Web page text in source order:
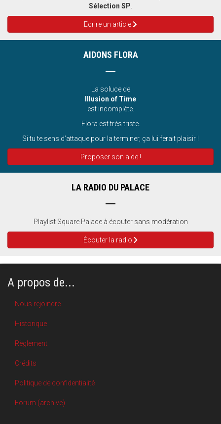
Sélection SP
Ecrire un article
AIDONS FLORA
La soluce de
Illusion of Time
est incomplète.
Flora est très triste.
Si tu te sens d’attaque pour la terminer, ça lui ferait plaisir !
Proposer son aide !
LA RADIO DU PALACE
Playlist Square Palace à écouter sans modération
Écouter la radio
A propos de...
Nous rejoindre
Historique
Règlement
Crédits
Politique de confidentialité
Forum (archive)